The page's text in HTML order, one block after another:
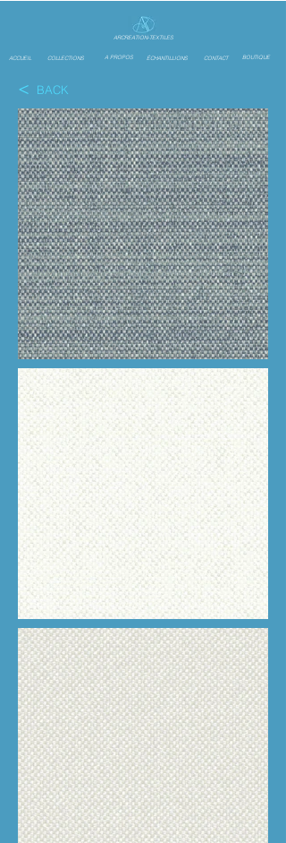
ARCREATION-TEXTILES
ACCUEIL COLLECTIONS A PROPOS ÉCHANTILLIONS CONTACT BOUTIQUE
< BACK